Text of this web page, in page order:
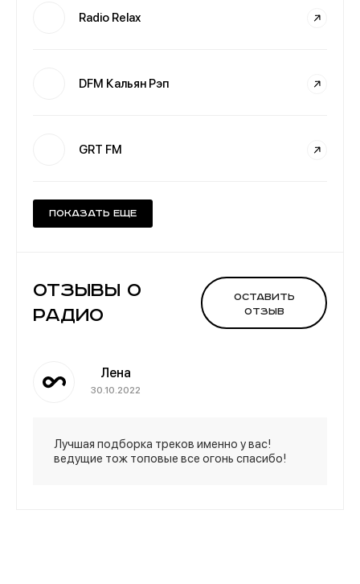
Radio Relax
DFM Кальян Рэп
GRT FM
Показать еще
Отзывы о
Радио
Оставить
отзыв
Лена
30.10.2022
Лучшая подборка треков именно у вас!
ведущие тож топовые все огонь спасибо!